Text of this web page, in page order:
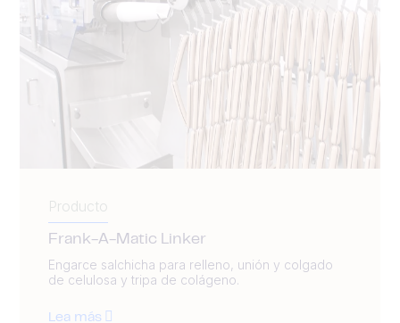
Producto
Frank-A-Matic Linker
Engarce salchicha para relleno, unión y colgado
de celulosa y tripa de colágeno.
Lea más